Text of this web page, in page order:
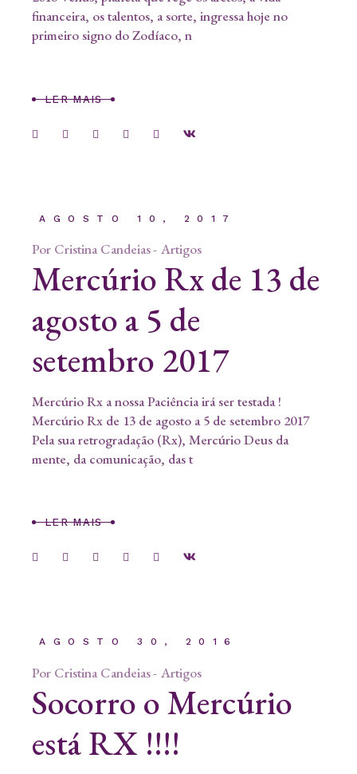
financeira, os talentos, a sorte, ingressa hoje no
primeiro signo do Zodíaco, n
LER MAIS
AGOSTO 10, 2017
Por Cristina Candeias Artigos
Mercúrio Rx de 13 de
agosto a 5 de
setembro 2017
Mercúrio Rx a nossa Paciência irá ser testada !
Mercúrio Rx de 13 de agosto a 5 de setembro 2017
Pela sua retrogradação (Rx), Mercúrio Deus da
mente, da comunicação, das t
LER MAIS
AGOSTO 30, 2016
Por Cristina Candeias Artigos
Socorro o Mercúrio
está RX !!!!